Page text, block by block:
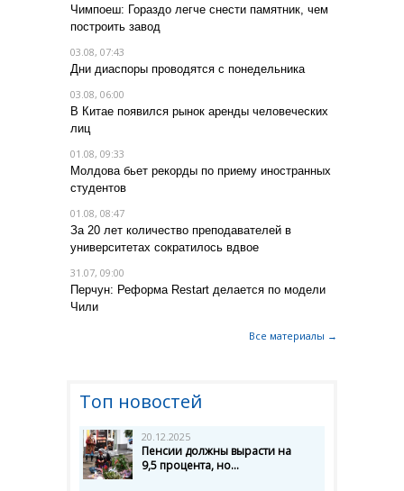
Чимпоеш: Гораздо легче снести памятник, чем
построить завод
03.08, 07:43
Дни диаспоры проводятся с понедельника
03.08, 06:00
В Китае появился рынок аренды человеческих
лиц
01.08, 09:33
Молдова бьет рекорды по приему иностранных
студентов
01.08, 08:47
За 20 лет количество преподавателей в
университетах сократилось вдвое
31.07, 09:00
Перчун: Реформа Restart делается по модели
Чили
Все материалы →
Топ новостей
20.12.2025
Пенсии должны вырасти на
9,5 процента, но...